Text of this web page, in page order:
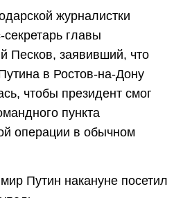
журналистки
главы
Песков, заявивший, что
в Ростов-на-Дону
чтобы президент смог
пункта
операции в обычном
Путин накануне посетил